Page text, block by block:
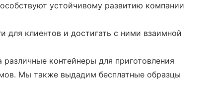
устойчивому развитию компании
для клиентов и достигать с ними взаимной
контейнеры для приготовления
Мы также выдадим бесплатные образцы